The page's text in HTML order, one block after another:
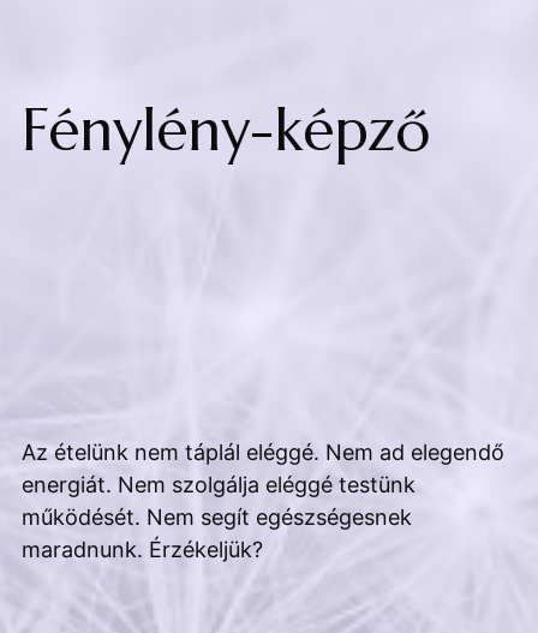
Fénylény-képző
Az ételünk nem táplál eléggé. Nem ad elegendő
energiát. Nem szolgálja eléggé testünk
működését. Nem segít egészségesnek
maradnunk. Érzékeljük?